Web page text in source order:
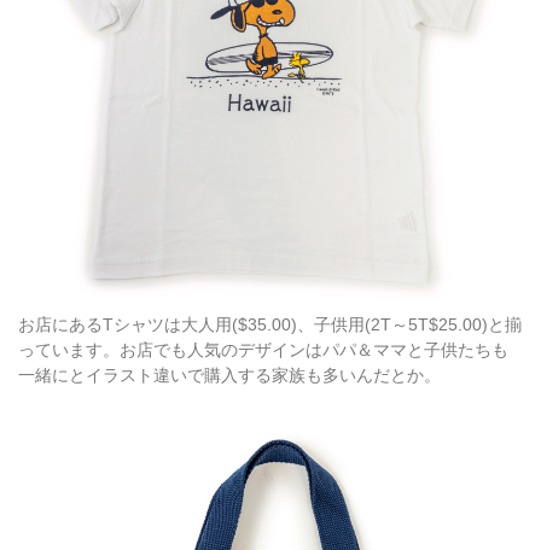
お店にあるTシャツは大人用($35.00)、子供用(2T～5T$25.00)と揃
っています。お店でも人気のデザインはパパ＆ママと子供たちも
一緒にとイラスト違いで購入する家族も多いんだとか。